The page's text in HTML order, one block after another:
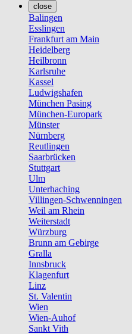
close
Balingen
Esslingen
Frankfurt am Main
Heidelberg
Heilbronn
Karlsruhe
Kassel
Ludwigshafen
München Pasing
München-Europark
Münster
Nürnberg
Reutlingen
Saarbrücken
Stuttgart
Ulm
Unterhaching
Villingen-Schwenningen
Weil am Rhein
Weiterstadt
Würzburg
Brunn am Gebirge
Gralla
Innsbruck
Klagenfurt
Linz
St. Valentin
Wien
Wien-Auhof
Sankt Vith